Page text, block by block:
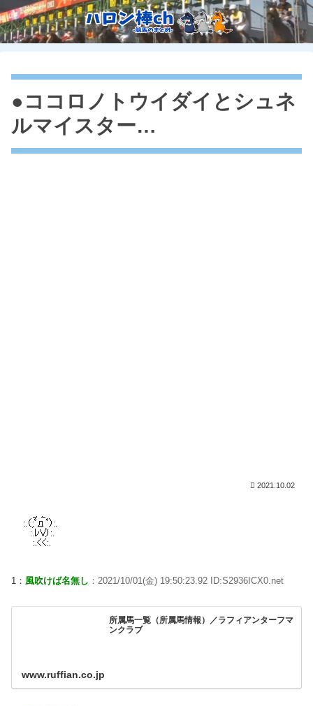
●ココロノトウイダイとシュネ
ルマイスター…
2021.10.02
1： 風吹けば名無し ：2021/10/01(金) 19:50:23.92 ID:S2936ICX0.net
所属馬一覧（所属馬情報）／ラフィアンターフマ
ンクラブ
www.ruffian.co.jp